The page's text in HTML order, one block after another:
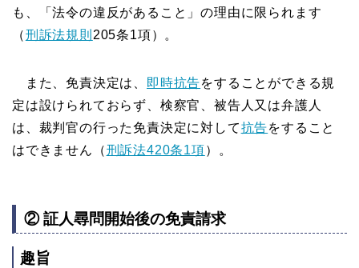
も、「法令の違反があること」の理由に限られます
（刑訴法規則 205条1項）。
また、免責決定は、 即時抗告をすることができる規
定は設けられておらず、検察官、被告人又は弁護人
は、裁判官の行った免責決定に対して抗告をすること
はできません（刑訴法420条1項）。
② 証人尋問開始後の免責請求
趣旨